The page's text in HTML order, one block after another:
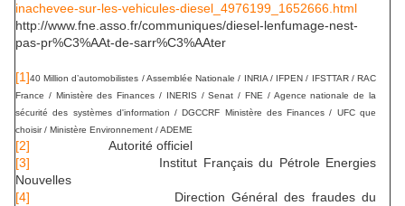
inachevee-sur-les-vehicules-diesel_4976199_ 1652666.html
http://www.fne.asso.fr/communiques/diesel-lenfumage-nest-
pas-pr%C3%AAt-de-sarr%C3%AAter
[1]40 Million d’automobilistes / Assemblée Nationale / INRIA / IFPEN / IFSTTAR / RAC
France / Ministère des Finances / INERIS / Senat / FNE / Agence nationale de la
sécurité des systèmes d'information / DGCCRF Ministère des Finances / UFC que
choisir / Ministère Environnement / ADEME
[2] Autorité officiel
[3] Institut Français du Pétrole Energies
Nouvelles
[4] Direction Général des fraudes du